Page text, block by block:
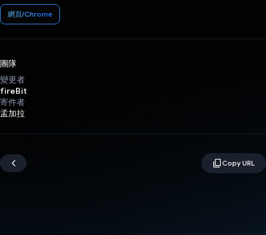
網頁/Chrome
團隊
變更者
fireBit
寄件者
孟加拉